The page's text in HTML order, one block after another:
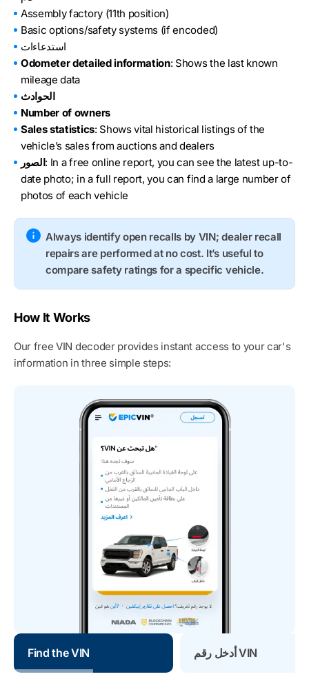
Assembly factory (11th position)
Basic options/safety systems (if encoded)
استدعاءات
Odometer detailed information: Shows the last known
mileage data
الحوادث
Number of owners
Sales statistics: Shows vital historical listings of the
vehicle’s sales from auctions and dealers
الصور: In a free online report, you can see the latest up-to-
date photo; in a full report, you can find a large number of
photos of each vehicle
Always identify open recalls by VIN; dealer recall
repairs are performed at no cost. It’s useful to
compare safety ratings for a specific vehicle.
How It Works
Our free VIN decoder provides instant access to your car's
information in three simple steps:
Find the VIN أدخل رقم VIN